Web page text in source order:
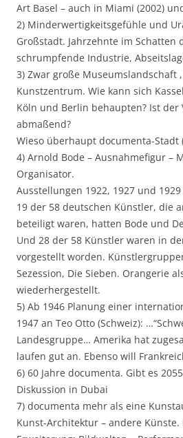
Art Basel – auch in Miami (2002)
2) Minderwertigkeitsgefühle und
Großstadt. Jahrzehnte im Schatten
schrumpfende Industrie,
3) Zwar große Museumslandschaft
Kunstzentrum. Wie kann sich
Köln und Berlin behaupten? Ist der
abmaßend?
Wieso überhaupt documenta-Stadt
4) Arnold Bode – Ausnahmefigur –
Organisator.
Ausstellungen 1922, 1927 und
19 der 58 deutschen Künstler, die
beteiligt waren, hatten Bode und
Und 28 der 58 Künstler waren in
vorgestellt worden.
Sezession, Die Sieben. Orangerie
wiederhergestellt.
5) Ab 1946 Planung einer
1947 an Teo Otto (Schweiz):
Landesgruppe… Amerika hat
laufen gut an. Ebenso will
6) 60 Jahre documenta. Gibt es
Diskussion in Dubai
7) documenta mehr als eine
Kunst-Architektur – andere